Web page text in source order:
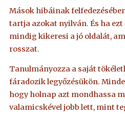
Mások hibáinak
tartja azokat nyilván. És ha
mindig kikeresi a jó oldalát,
rosszat.
Tanulmányozza a saját
fáradozik legyőzésükön.
hogy holnap azt mondhassa
valamicskével jobb lett, mint